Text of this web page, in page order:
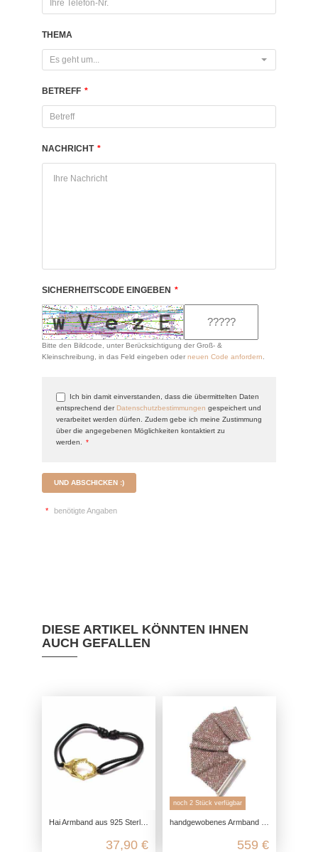
THEMA
Es geht um...
BETREFF *
NACHRICHT *
SICHERHEITSCODE EINGEBEN *
Bitte den Bildcode, unter Berücksichtigung der Groß- &
Kleinschreibung, in das Feld eingeben oder neuen Code anfordern
Ich bin damit einverstanden, dass die übermittelten Daten
entsprechend der Datenschutzbestimmungen gespeichert und
verarbeitet werden dürfen. Zudem gebe ich meine Zustimmung
über die angegebenen Möglichkeiten kontaktiert zu
werden.
*
UND ABSCHICKEN :)
* benötigte Angaben
DIESE ARTIKEL KÖNNTEN IHNEN
AUCH GEFALLEN
Hai Armband aus 925 Sterling Silber
37,90 €
noch 2 Stück verfügbar
handgewobenes Armband aus Seide und 925 Sterling Silber
559 €